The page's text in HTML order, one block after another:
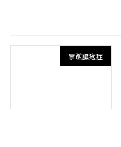
掌蹠膿疱症